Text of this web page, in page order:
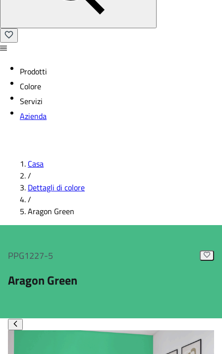
Prodotti
Colore
Servizi
Azienda
Casa
/
Dettagli di colore
/
Aragon Green
PPG1227-5
Aragon Green